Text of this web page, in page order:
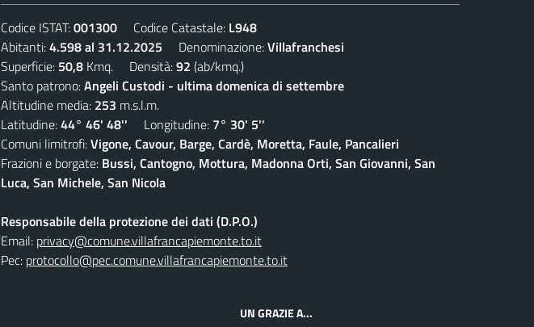
Codice ISTAT:001300 Codice Catastale: L948
Abitanti:4.598 al 31.12.2025 Denominazione:Villafranchesi
Superficie: 50,8 Kmq. Densità:92 (ab/kmq.)
Santo patrono:Angeli Custodi - ultima domenica di settembre
Altitudine media: 253 m.s.l.m.
Latitudine:44° 46' 48'' Longitudine: 7° 30' 5''
Comuni limitrofi:Vigone, Cavour, Barge, Cardè, Moretta, Faule, Pancalieri
Frazioni e borgate: Bussi, Cantogno, Mottura, Madonna Orti, San Giovanni, San
Luca, San Michele, San Nicola
Responsabile della protezione dei dati (D.P.O.)
Email: privacy@comune.villafrancapiemonte.to.it
Pec: protocollo@pec.comune.villafrancapiemonte.to.it
UN GRAZIE A...